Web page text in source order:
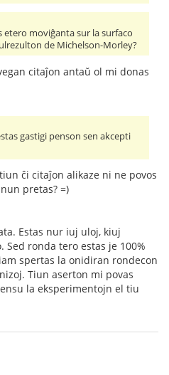
etero moviĝanta sur la surfaco
de Michelson-Morley?
citaĵon antaŭ ol mi donas
gastigi penson sen akcepti
ĉi citaĵon alikaze ni ne povos
pretas? =)
Estas nur iuj uloj, kiuj
ronda tero estas je 100%
spertas la onidiran rondecon
Tiun aserton mi povas
la eksperimentojn el tiu